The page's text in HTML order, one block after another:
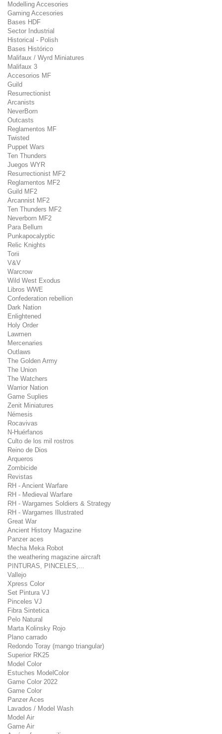
Modelling Accesories
Gaming Accesories
Bases HDF
Sector Industrial
Historical - Polish
Bases Histórico
Malifaux / Wyrd Miniatures
Malifaux 3
Accesorios MF
Guild
Resurrectionist
Arcanists
NeverBorn
Outcasts
Reglamentos MF
Twisted
Puppet Wars
Ten Thunders
Juegos WYR
Resurrectionist MF2
Reglamentos MF2
Guild MF2
Arcannist MF2
Ten Thunders MF2
Neverborn MF2
Para Bellum
Punkapocalyptic
Relic Knights
Torii
V&V
Warcrow
Wild West Exodus
Libros WWE
Confederation rebellion
Dark Nation
Enlightened
Holy Order
Lawmen
Mercenaries
Outlaws
The Golden Army
The Union
The Watchers
Warrior Nation
Game Suplies
Zenit Miniatures
Némesis
Rocavivas
N-Huérfanos
Culto de los mil rostros
Reino de Dios
Arqueros
Zombicide
Revistas
RH - Ancient Warfare
RH - Medieval Warfare
RH - Wargames Soldiers & Strategy
RH - Wargames Illustrated
Great War
Ancient History Magazine
Panzer aces
Mecha Meka Robot
the weathering magazine aircraft
PINTURAS, PINCELES,...
Vallejo
Xpress Color
Set Pintura VJ
Pinceles VJ
Fibra Sintetica
Pelo Natural
Marta Kolinsky Rojo
Plano carrado
Redondo Toray (mango triangular)
Superior RK25
Model Color
Estuches ModelColor
Game Color 2022
Game Color
Panzer Aces
Lavados / Model Wash
Model Air
Game Air